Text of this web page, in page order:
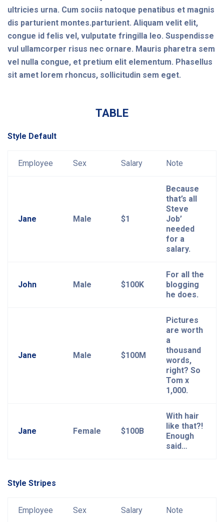
ultricies urna. Cum sociis natoque penatibus et magnis
dis parturient montes.parturient. Aliquam velit elit,
congue id felis vel, vulputate fringilla leo. Suspendisse
vul ullamcorper risus nec ornare. Mauris pharetra sem
vel nulla congue, et pretium elit elementum. Phasellus
sit amet lorem rhoncus, sollicitudin sem eget.
TABLE
Style Default
Employee Sex Salary Note
Jane Male $1
Because
that’s all
Steve
Job’
needed
for a
salary.
John Male $100K
For all the
blogging
he does.
Jane Male $100M
Pictures
are worth
a
thousand
words,
right? So
Tom x
1,000.
Jane Female $100B
With hair
like that?!
Enough
said…
Style Stripes
Employee Sex Salary Note